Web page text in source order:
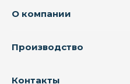
О компании
Производство
Контакты